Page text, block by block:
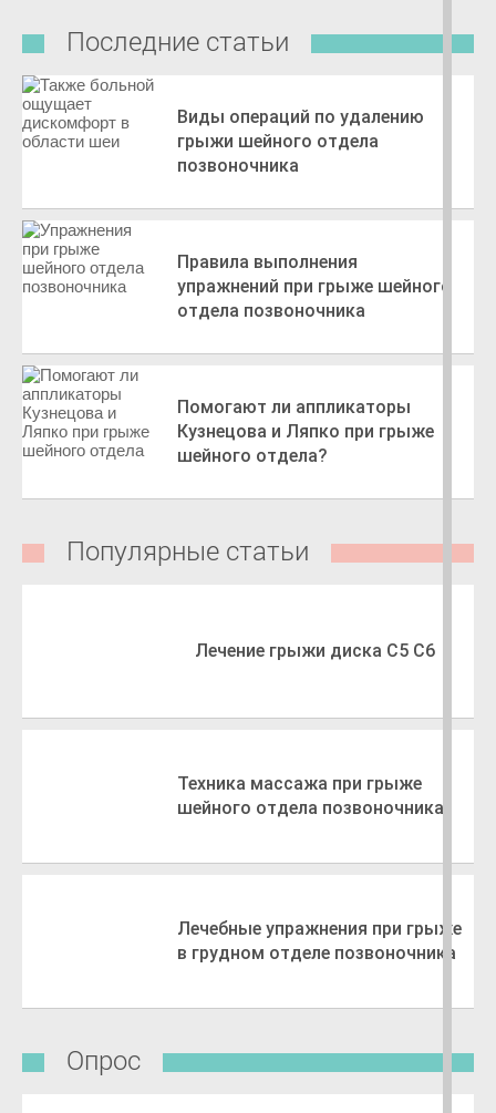
Последние статьи
Виды операций по удалению
грыжи шейного отдела
позвоночника
Правила выполнения
упражнений при грыже шейного
отдела позвоночника
Помогают ли аппликаторы
Кузнецова и Ляпко при грыже
шейного отдела?
Популярные статьи
Лечение грыжи диска C5 C6
Техника массажа при грыже
шейного отдела позвоночника
Лечебные упражнения при грыже
в грудном отделе позвоночника
Опрос